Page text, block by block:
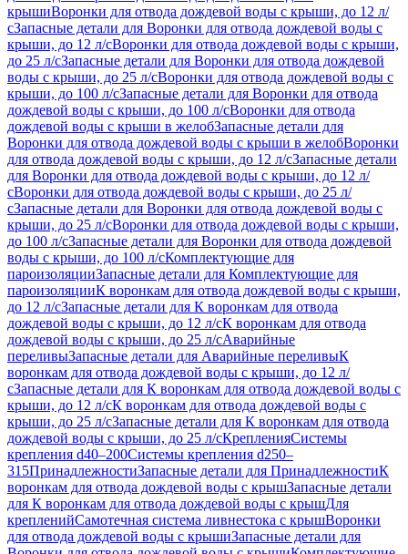
крышиВоронки для отвода дождевой воды с крыши, до 12 л/
сЗапасные детали для Воронки для отвода дождевой воды с
крыши, до 12 л/сВоронки для отвода дождевой воды с крыши,
до 25 л/сЗапасные детали для Воронки для отвода дождевой
воды с крыши, до 25 л/сВоронки для отвода дождевой воды с
крыши, до 100 л/сЗапасные детали для Воронки для отвода
дождевой воды с крыши, до 100 л/сВоронки для отвода
дождевой воды с крыши в желобЗапасные детали для
Воронки для отвода дождевой воды с крыши в желобВоронки
для отвода дождевой воды с крыши, до 12 л/сЗапасные детали
для Воронки для отвода дождевой воды с крыши, до 12 л/
сВоронки для отвода дождевой воды с крыши, до 25 л/
сЗапасные детали для Воронки для отвода дождевой воды с
крыши, до 25 л/сВоронки для отвода дождевой воды с крыши,
до 100 л/сЗапасные детали для Воронки для отвода дождевой
воды с крыши, до 100 л/сКомплектующие для
пароизоляцииЗапасные детали для Комплектующие для
пароизоляцииК воронкам для отвода дождевой воды с крыши,
до 12 л/сЗапасные детали для К воронкам для отвода
дождевой воды с крыши, до 12 л/сК воронкам для отвода
дождевой воды с крыши, до 25 л/сАварийные
переливыЗапасные детали для Аварийные переливыК
воронкам для отвода дождевой воды с крыши, до 12 л/
сЗапасные детали для К воронкам для отвода дождевой воды с
крыши, до 12 л/сК воронкам для отвода дождевой воды с
крыши, до 25 л/сЗапасные детали для К воронкам для отвода
дождевой воды с крыши, до 25 л/сКрепленияСистемы
крепления d40–200Системы крепления d250–
315ПринадлежностиЗапасные детали для ПринадлежностиК
воронкам для отвода дождевой воды с крышЗапасные детали
для К воронкам для отвода дождевой воды с крышДля
крепленийСамотечная система ливнестока с крышВоронки
для отвода дождевой воды с крышиЗапасные детали для